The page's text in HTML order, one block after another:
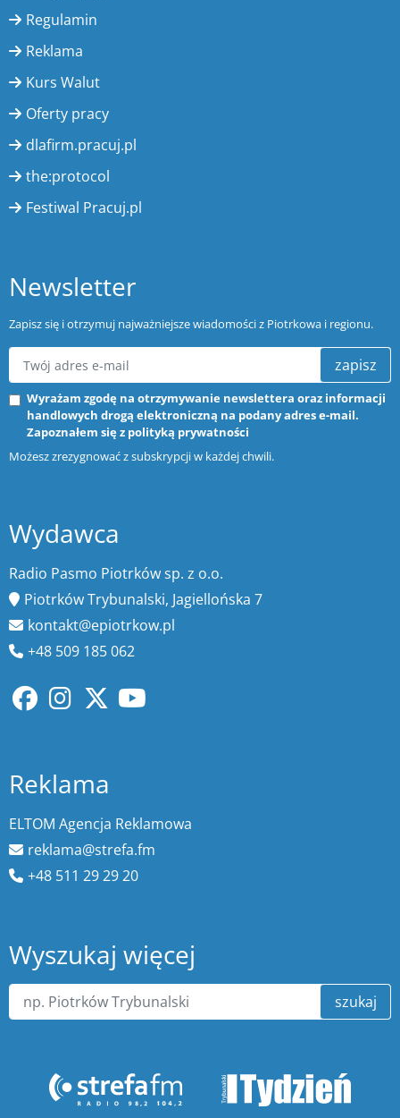
Regulamin
Reklama
Kurs Walut
Oferty pracy
dlafirm.pracuj.pl
the:protocol
Festiwal Pracuj.pl
Newsletter
Zapisz się i otrzymuj najważniejsze wiadomości z Piotrkowa i regionu.
zapisz
Wyrażam zgodę na otrzymywanie newslettera oraz informacji
handlowych drogą elektroniczną na podany adres e-mail.
Zapoznałem się z polityką prywatności
Możesz zrezygnować z subskrypcji w każdej chwili.
Wydawca
Radio Pasmo Piotrków sp. z o.o.
Piotrków Trybunalski, Jagiellońska 7
kontakt@epiotrkow.pl
+48 509 185 062
Reklama
ELTOM Agencja Reklamowa
reklama@strefa.fm
+48 511 29 29 20
Wyszukaj więcej
szukaj